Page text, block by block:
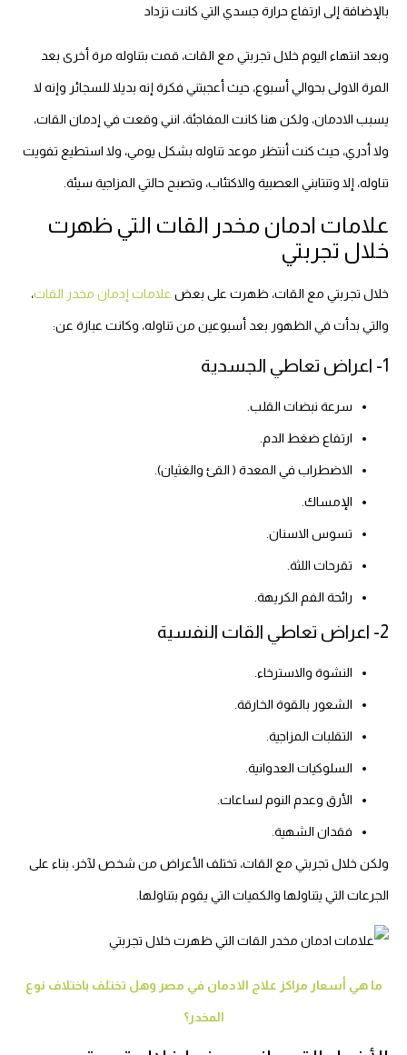
بالإضافة إلى ارتفاع حرارة جسدي التي كانت تزداد
وبعد انتهاء اليوم خلال تجربتي مع القات، قمت بتناوله مرة أخرى بعد
المرة الاولى بحوالي أسبوع، حيث أعجبتني فكرة إنه بديلا للسجائر وإنه لا
يسبب الادمان، ولكن هنا كانت المفاجئة، انني وقعت في إدمان القات،
ولا أدري، حيث كنت أنتظر موعد تناوله بشكل يومي، ولا استطيع تفويت
تناوله، إلا وتنتابني العصبية والاكتئاب، وتصبح حالتي المزاجية سيئة.
علامات ادمان مخدر القات التي ظهرت
خلال تجربتي
خلال تجربتي مع القات، ظهرت على بعض علامات إدمان مخدر القات،
والتي بدأت في الظهور بعد أسبوعين من تناوله، وكانت عبارة عن:
1- اعراض تعاطي الجسدية
سرعة نبضات القلب.
ارتفاع ضغط الدم.
الاضطراب في المعدة ( القئ والغثيان).
الإمساك.
تسوس الاسنان.
تقرحات اللثة.
رائحة الفم الكريهة.
2- اعراض تعاطي القات النفسية
النشوة والاسترخاء.
الشعور بالقوة الخارقة.
التقلبات المزاجية.
السلوكيات العدوانية.
الأرق وعدم النوم لساعات.
فقدان الشهية.
ولكن خلال تجربتي مع القات، تختلف الأعراض من شخص لآخر، بناء على
الجرعات التي يتناولها والكميات التي يقوم بتناولها.
ما هي أسعار مراكز علاج الادمان في مصر وهل تختلف باختلاف نوع
المخدر؟